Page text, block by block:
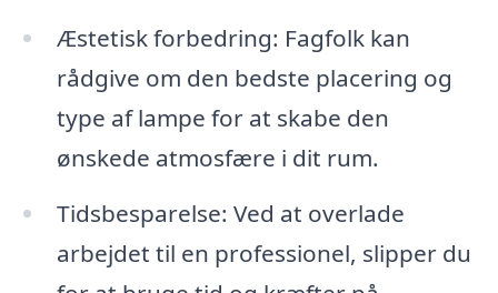
Æstetisk forbedring: Fagfolk kan
rådgive om den bedste placering og
type af lampe for at skabe den
ønskede atmosfære i dit rum.
Tidsbesparelse: Ved at overlade
arbejdet til en professionel, slipper du